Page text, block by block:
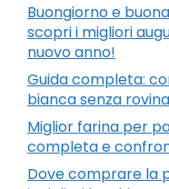
Buongiorno e
scopri i migliori
nuovo anno!
Guida completa:
bianca senza
Miglior farina per
completa e
Dove comprare la